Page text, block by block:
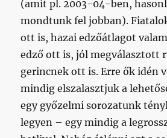
(amit pl. 2003-04-ben,
mondtunk fel jobban).
ott is, hazai edzőátlagot
edző ott is, jól megválasztott
gerincnek ott is. Erre ők idén
mindig elszalasztjuk a
egy győzelmi sorozatunk
legyen – egy mindig a